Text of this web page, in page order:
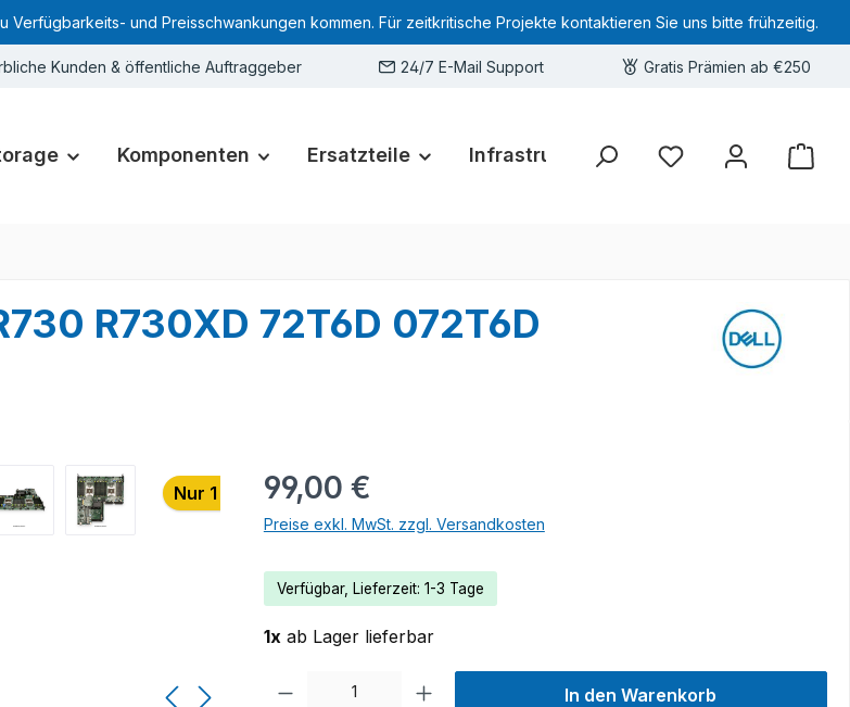
Verfügbarkeits- und Preisschwankungen kommen. Für zeitkritische Projekte kontaktieren Sie uns bitte frühzeitig.
Kunden & öffentliche Auftraggeber 24/7 E-Mail Support Gratis Prämien ab €250
Komponenten Ersatzteile Infrastruktur Hardware-Deals
Sie haben 0 Produkte
R730XD 72T6D 072T6D
Nur 1 auf Lager!99,00 €
Preise exkl. MwSt. zzgl. Versandkosten
Verfügbar, Lieferzeit: 1-3 Tage
1x ab Lager lieferbar
Produkt Anzahl: Gib den gewünschten Wert ein oder benutze die Schaltflächen um die
In den Warenkorb